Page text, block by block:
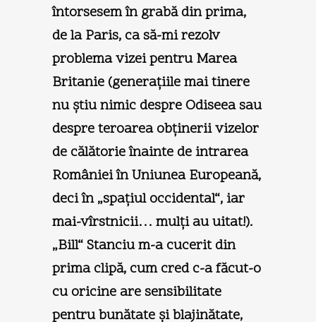
întorsesem în grabă din prima,
de la Paris, ca să-mi rezolv
problema vizei pentru Marea
Britanie (generaţiile mai tinere
nu ştiu nimic despre Odiseea sau
despre teroarea obţinerii vizelor
de călătorie înainte de intrarea
României în Uniunea Europeană,
deci în „spaţiul occidental“, iar
mai-vîrstnicii… mulţi au uitat!).
„Bill“ Stanciu m-a cucerit din
prima clipă, cum cred c-a făcut-o
cu oricine are sensibilitate
pentru bunătate şi blajinătate,